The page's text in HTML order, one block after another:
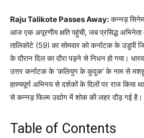
Raju Talikote Passes Away:कन्नड़
आज एक अपूरणीय क्षति पहुंची, जब प्रसिद्ध
तालिकोटे (59) का सोमवार को कर्नाटक के उडुपी
के दौरान दिल का दौरा पड़ने से निधन हो गया।
उत्तर कर्नाटक के ‘कलियुग के कुदुक’ के नाम से
हास्यपूर्ण अभिनय से दर्शकों के दिलों पर राज
से कन्नड़ फिल्म उद्योग में शोक की लहर दौड़ गई है।
Table of Contents